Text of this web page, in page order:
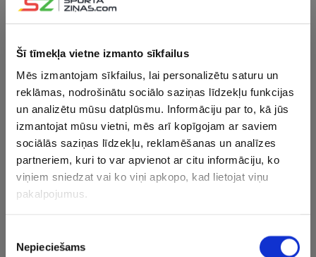
Šī tīmekļa vietne izmanto sīkfailus
Mēs izmantojam sīkfailus, lai personalizētu saturu un
reklāmas, nodrošinātu sociālo saziņas līdzekļu funkcijas
un analizētu mūsu datplūsmu. Informāciju par to, kā jūs
izmantojat mūsu vietni, mēs arī kopīgojam ar saviem
sociālās saziņas līdzekļu, reklamēšanas un analīzes
partneriem, kuri to var apvienot ar citu informāciju, ko
viņiem sniedzat vai ko viņi apkopo, kad lietojat viņu
pakalpojumus.
izvēle
Nepieciešams
Filips Sitars (“Rensselaer Polytechnic Institute”, NCAA),
Roks Tičars (“Pusteral”, Alpu hokeja līga), Matics Toroks
PČ 2026 dalībvalstu sastāvi
A grupa B grupa
ASV Kanāda
Šveice Zviedrija
Vācija